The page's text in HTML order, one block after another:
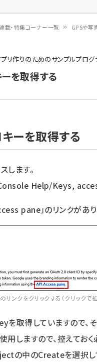
載・特集コーナー一覧 GPSや写
リ作りのためのサンプルプログ
を取得する
ーを取得する
します。
Help/Keys,
pane」のリンクがあり
ンクをクリックする（クリックで
取得していますので、
しますので、控えてお
の中のCreateを選択し